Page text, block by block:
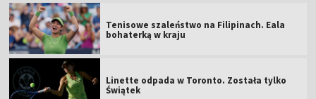
Tenisowe szaleństwo na Filipinach. Eala
bohaterką w kraju
Linette odpada w Toronto. Została tylko
Świątek